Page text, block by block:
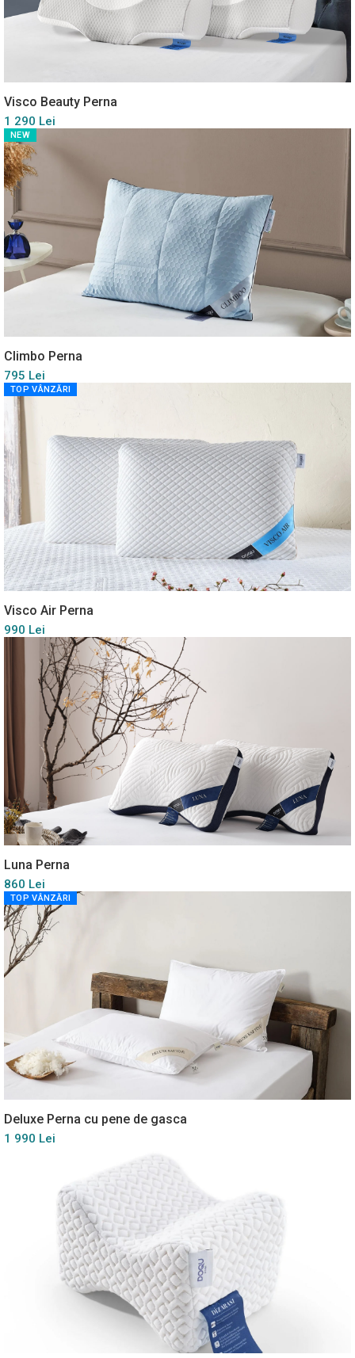
Visco Beauty Perna
1 290 Lei
NEW
Climbo Perna
795 Lei
TOP VÂNZĂRI
Visco Air Perna
990 Lei
Luna Perna
860 Lei
TOP VÂNZĂRI
Deluxe Perna cu pene de gasca
1 990 Lei